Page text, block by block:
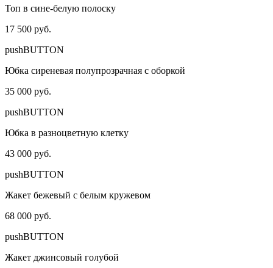
Топ в сине-белую полоску
17 500 руб.
pushBUTTON
Юбка сиреневая полупрозрачная с оборкой
35 000 руб.
pushBUTTON
Юбка в разноцветную клетку
43 000 руб.
pushBUTTON
Жакет бежевый с белым кружевом
68 000 руб.
pushBUTTON
Жакет джинсовый голубой